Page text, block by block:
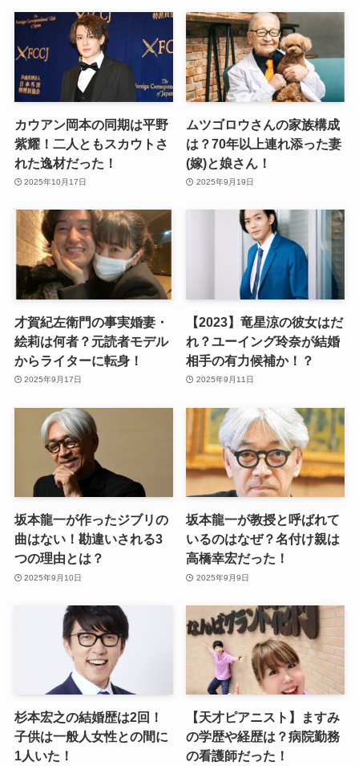
カウアン岡本の同期は平野
紫耀！二人ともスカウトさ
れた逸材だった！
2025年10月17日
ムツゴロウさんの家族構成
は？70年以上連れ添った妻
(嫁)と娘さん！
2025年9月19日
才賀紀左衛門の事実婚妻・
絵莉は何者？元読者モデル
からライターに転身！
2025年9月17日
【2023】竜星涼の彼女はだ
れ？ユーイング玲奈が結婚
相手の有力候補か！？
2025年9月11日
坂本龍一が作ったジブリの
曲はない！勘違いされる3
つの理由とは？
2025年9月10日
坂本龍一が教授と呼ばれて
いるのはなぜ？名付け親は
高橋幸宏だった！
2025年9月9日
杉本宏之の結婚歴は2回！
子供は一般人女性との間に
1人いた！
【天才ピアニスト】ますみ
の学歴や経歴は？病院勤務
の看護師だった！